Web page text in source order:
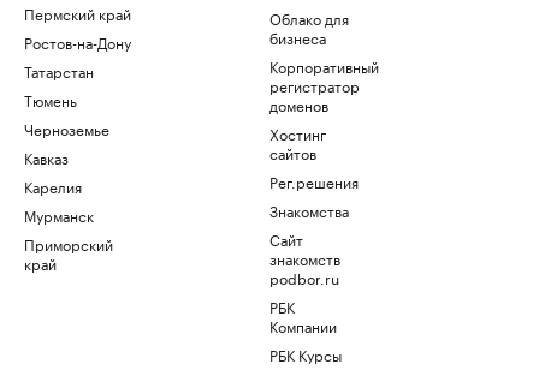
Пермский край
Ростов-на-Дону
Татарстан
Тюмень
Черноземье
Кавказ
Карелия
Мурманск
Приморский
край
Облако для
бизнеса
Корпоративный
регистратор
доменов
Хостинг
сайтов
Рег.решения
Знакомства
Сайт
знакомств
podbor.ru
РБК
Компании
РБК Курсы